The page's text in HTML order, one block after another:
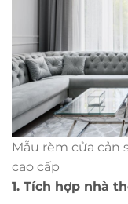
Mẫu rèm cửa cản
cao cấp
1. Tích hợp nhà